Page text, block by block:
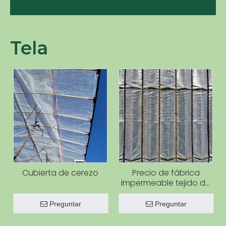
Tela
Cubierta de cerezo
Preguntar
Precio de fábrica
impermeable tejido de
plástico Film Film
Orchard cubierta de
lluvia para cerezas
Preguntar